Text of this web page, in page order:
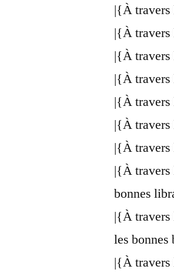
|{À travers
|{À travers
|{À travers
|{À travers
|{À travers
|{À travers
|{À travers
|{À travers
bonnes
|{À travers
les
|{À travers